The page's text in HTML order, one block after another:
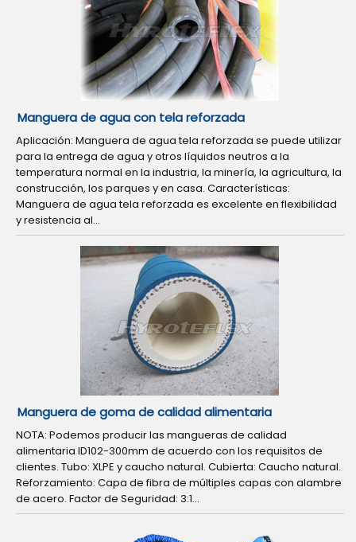
Manguera de agua con tela reforzada
Aplicación: Manguera de agua tela reforzada se puede utilizar
para la entrega de agua y otros líquidos neutros a la
temperatura normal en la industria, la minería, la agricultura, la
construcción, los parques y en casa. Características:
Manguera de agua tela reforzada es excelente en flexibilidad
y resistencia al...
Manguera de goma de calidad alimentaria
NOTA: Podemos producir las mangueras de calidad
alimentaria ID102-300mm de acuerdo con los requisitos de
clientes. Tubo: XLPE y caucho natural. Cubierta: Caucho natural.
Reforzamiento: Capa de fibra de múltiples capas con alambre
de acero. Factor de Seguridad: 3:1...